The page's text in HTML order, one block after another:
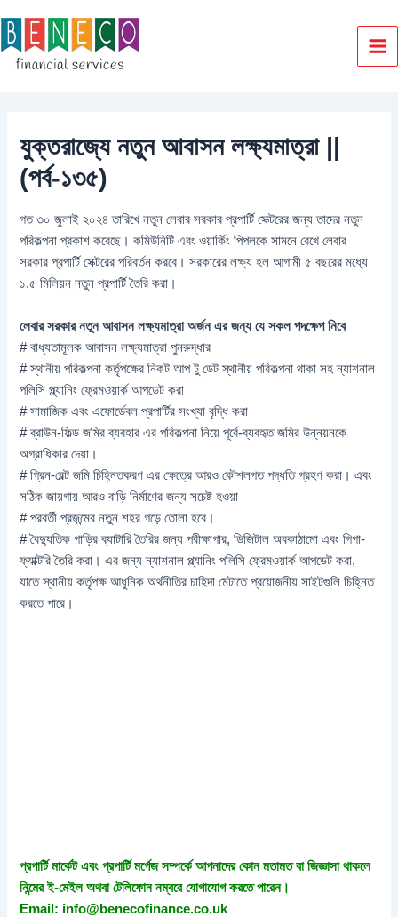
to
content
যুক্তরাজ্যে নতুন আবাসন লক্ষ্যমাত্রা ||
(পর্ব-১৩৫)
গত ৩০ জুলাই ২০২৪ তারিখে নতুন লেবার সরকার প্রপার্টি সেক্টরের জন্য তাদের নতুন
পরিকল্পনা প্রকাশ করেছে। কমিউনিটি এবং ওয়ার্কিং পিপলকে সামনে রেখে লেবার
সরকার প্রপার্টি সেক্টরের পরিবর্তন করবে। সরকারের লক্ষ্য হল আগামী ৫ বছরের মধ্যে
১.৫ মিলিয়ন নতুন প্রপার্টি তৈরি করা।
লেবার সরকার নতুন আবাসন লক্ষ্যমাত্রা অর্জন এর জন্য যে সকল পদক্ষেপ নিবে
# বাধ্যতামূলক আবাসন লক্ষ্যমাত্রা পুনরুদ্ধার
# স্থানীয় পরিকল্পনা কর্তৃপক্ষের নিকট আপ টু ডেট স্থানীয় পরিকল্পনা থাকা সহ ন্যাশনাল
পলিসি প্ল্যানিং ফ্রেমওয়ার্ক আপডেট করা
# সামাজিক এবং এফোর্ডেবল প্রপার্টির সংখ্যা বৃদ্ধি করা
# ব্রাউন-ফিল্ড জমির ব্যবহার এর পরিকল্পনা নিয়ে পূর্বে-ব্যবহৃত জমির উন্নয়নকে
অগ্রাধিকার দেয়া।
# গ্রিন-বেল্ট জমি চিহ্নিতকরণ এর ক্ষেত্রে আরও কৌশলগত পদ্ধতি গ্রহণ করা। এবং
সঠিক জায়গায় আরও বাড়ি নির্মাণের জন্য সচেষ্ট হওয়া
# পরবর্তী প্রজন্মের নতুন শহর গড়ে তোলা হবে।
# বৈদ্যুতিক গাড়ির ব্যাটারি তৈরির জন্য পরীক্ষাগার, ডিজিটাল অবকাঠামো এবং গিগা-
ফ্যাক্টরি তৈরি করা। এর জন্য ন্যাশনাল প্ল্যানিং পলিসি ফ্রেমওয়ার্ক আপডেট করা,
যাতে স্থানীয় কর্তৃপক্ষ আধুনিক অর্থনীতির চাহিদা মেটাতে প্রয়োজনীয় সাইটগুলি চিহ্নিত
করতে পারে।
প্রপার্টি মার্কেট এবং প্রপার্টি মর্গেজ সম্পর্কে আপনাদের কোন মতামত বা জিজ্ঞাসা থাকলে
নিন্মের ই-মেইল অথবা টেলিফোন নম্বরে যোগাযোগ করতে পারেন।
Email: info@benecofinance.co.uk